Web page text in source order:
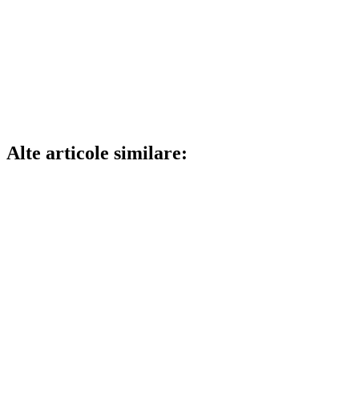
Alte articole similare: